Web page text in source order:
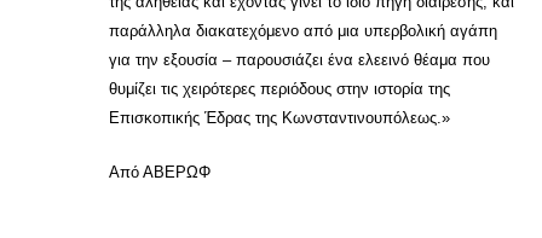
παράλληλα διακατεχόμενο από μια υπερβολική αγάπη
για την εξουσία – παρουσιάζει ένα ελεεινό θέαμα που
θυμίζει τις χειρότερες περιόδους στην ιστορία της
Επισκοπικής Έδρας της Κωνσταντινουπόλεως.»
Από ΑΒΕΡΩΦ